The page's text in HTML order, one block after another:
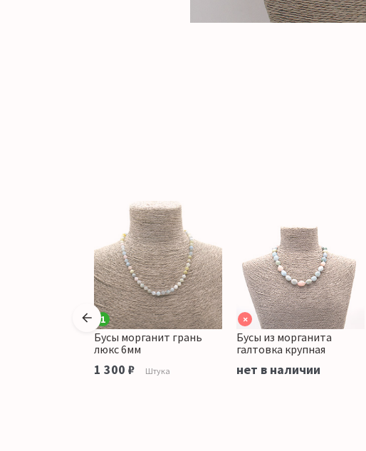
1
Бусы морганит грань
люкс 6мм
1 300 ₽ Штука
×
Бусы из морганита
галтовка крупная
нет в наличии